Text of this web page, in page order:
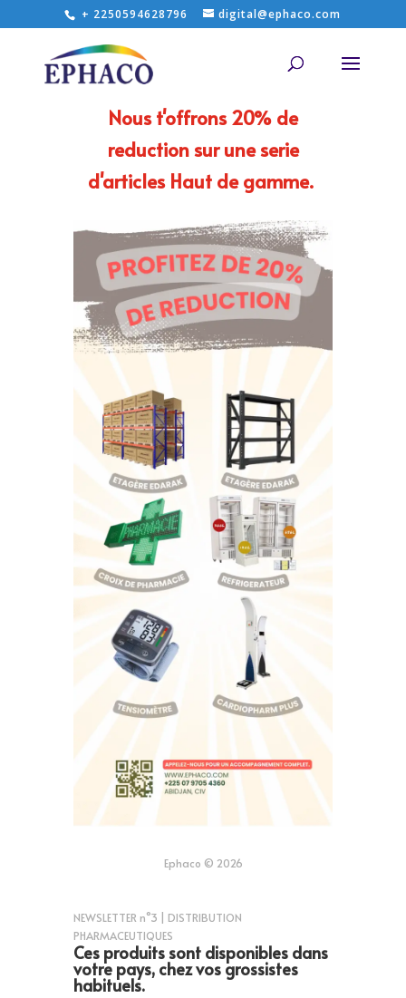
+ 2250594628796 digital@ephaco.com
Nous t'offrons 20% de
reduction sur une serie
d'articles Haut de gamme.
Ephaco © 2026
NEWSLETTER n°3 | DISTRIBUTION
PHARMACEUTIQUES
Ces produits sont disponibles dans
votre pays, chez vos grossistes
habituels.